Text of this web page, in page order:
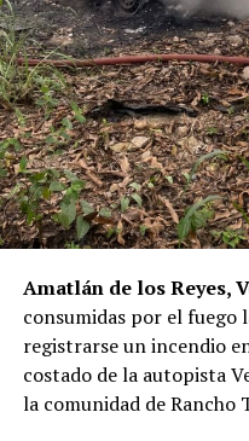
corresponde únicamente
momento, las
jurídica del séptimo
El caso evidenció
corporación policiaca y
autoridades estatales y
reforzamiento de las
públicos relacionados
La sentencia representa
derivados de aquel
responsabilidad penal
relacionados con la
Amatlán de los Reyes,
consumidas por el fuego
registrarse un incendio
costado de la autopista
la comunidad de Rancho